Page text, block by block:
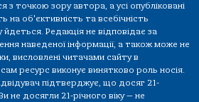
з точкою зору автора, а усі опубліковані
на об'єктивність та всебічність
Редакція не відповідає за
наведеної інформації, а також може не
висловлені читачами сайту в
ресурс виконує винятково роль носія.
підтверджує, що досяг 21-
не досягли 21-річного віку — не